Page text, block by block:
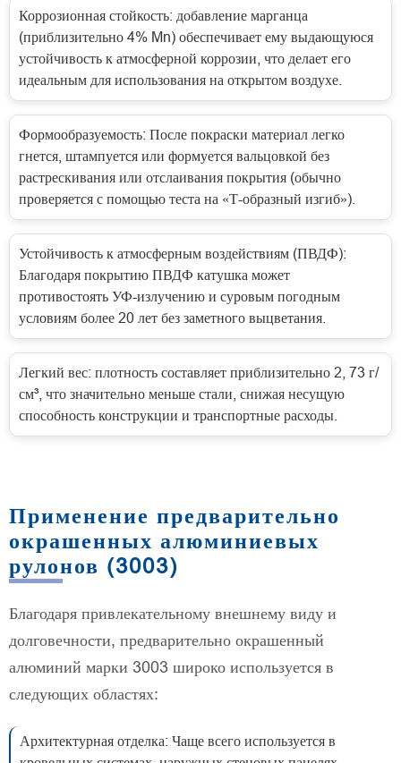
Коррозионная стойкость: добавление марганца
(приблизительно 4% Mn) обеспечивает ему выдающуюся
устойчивость к атмосферной коррозии, что делает его
идеальным для использования на открытом воздухе.
Формообразуемость: После покраски материал легко
гнется, штампуется или формуется вальцовкой без
растрескивания или отслаивания покрытия (обычно
проверяется с помощью теста на «Т-образный изгиб»).
Устойчивость к атмосферным воздействиям (ПВДФ):
Благодаря покрытию ПВДФ катушка может
противостоять УФ-излучению и суровым погодным
условиям более 20 лет без заметного выцветания.
Легкий вес: плотность составляет приблизительно 2, 73 г/
см³, что значительно меньше стали, снижая несущую
способность конструкции и транспортные расходы.
Применение предварительно
окрашенных алюминиевых
рулонов (3003)
Благодаря привлекательному внешнему виду и
долговечности, предварительно окрашенный
алюминий марки 3003 широко используется в
следующих областях:
Архитектурная отделка: Чаще всего используется в